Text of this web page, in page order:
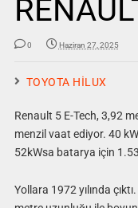
0 Haziran 27, 2025
TOYOTA HİLUX
Renault 5 E-Tech, 3,92
menzil vaat ediyor. 40
52kWsa batarya için
Yollara 1972 yılında